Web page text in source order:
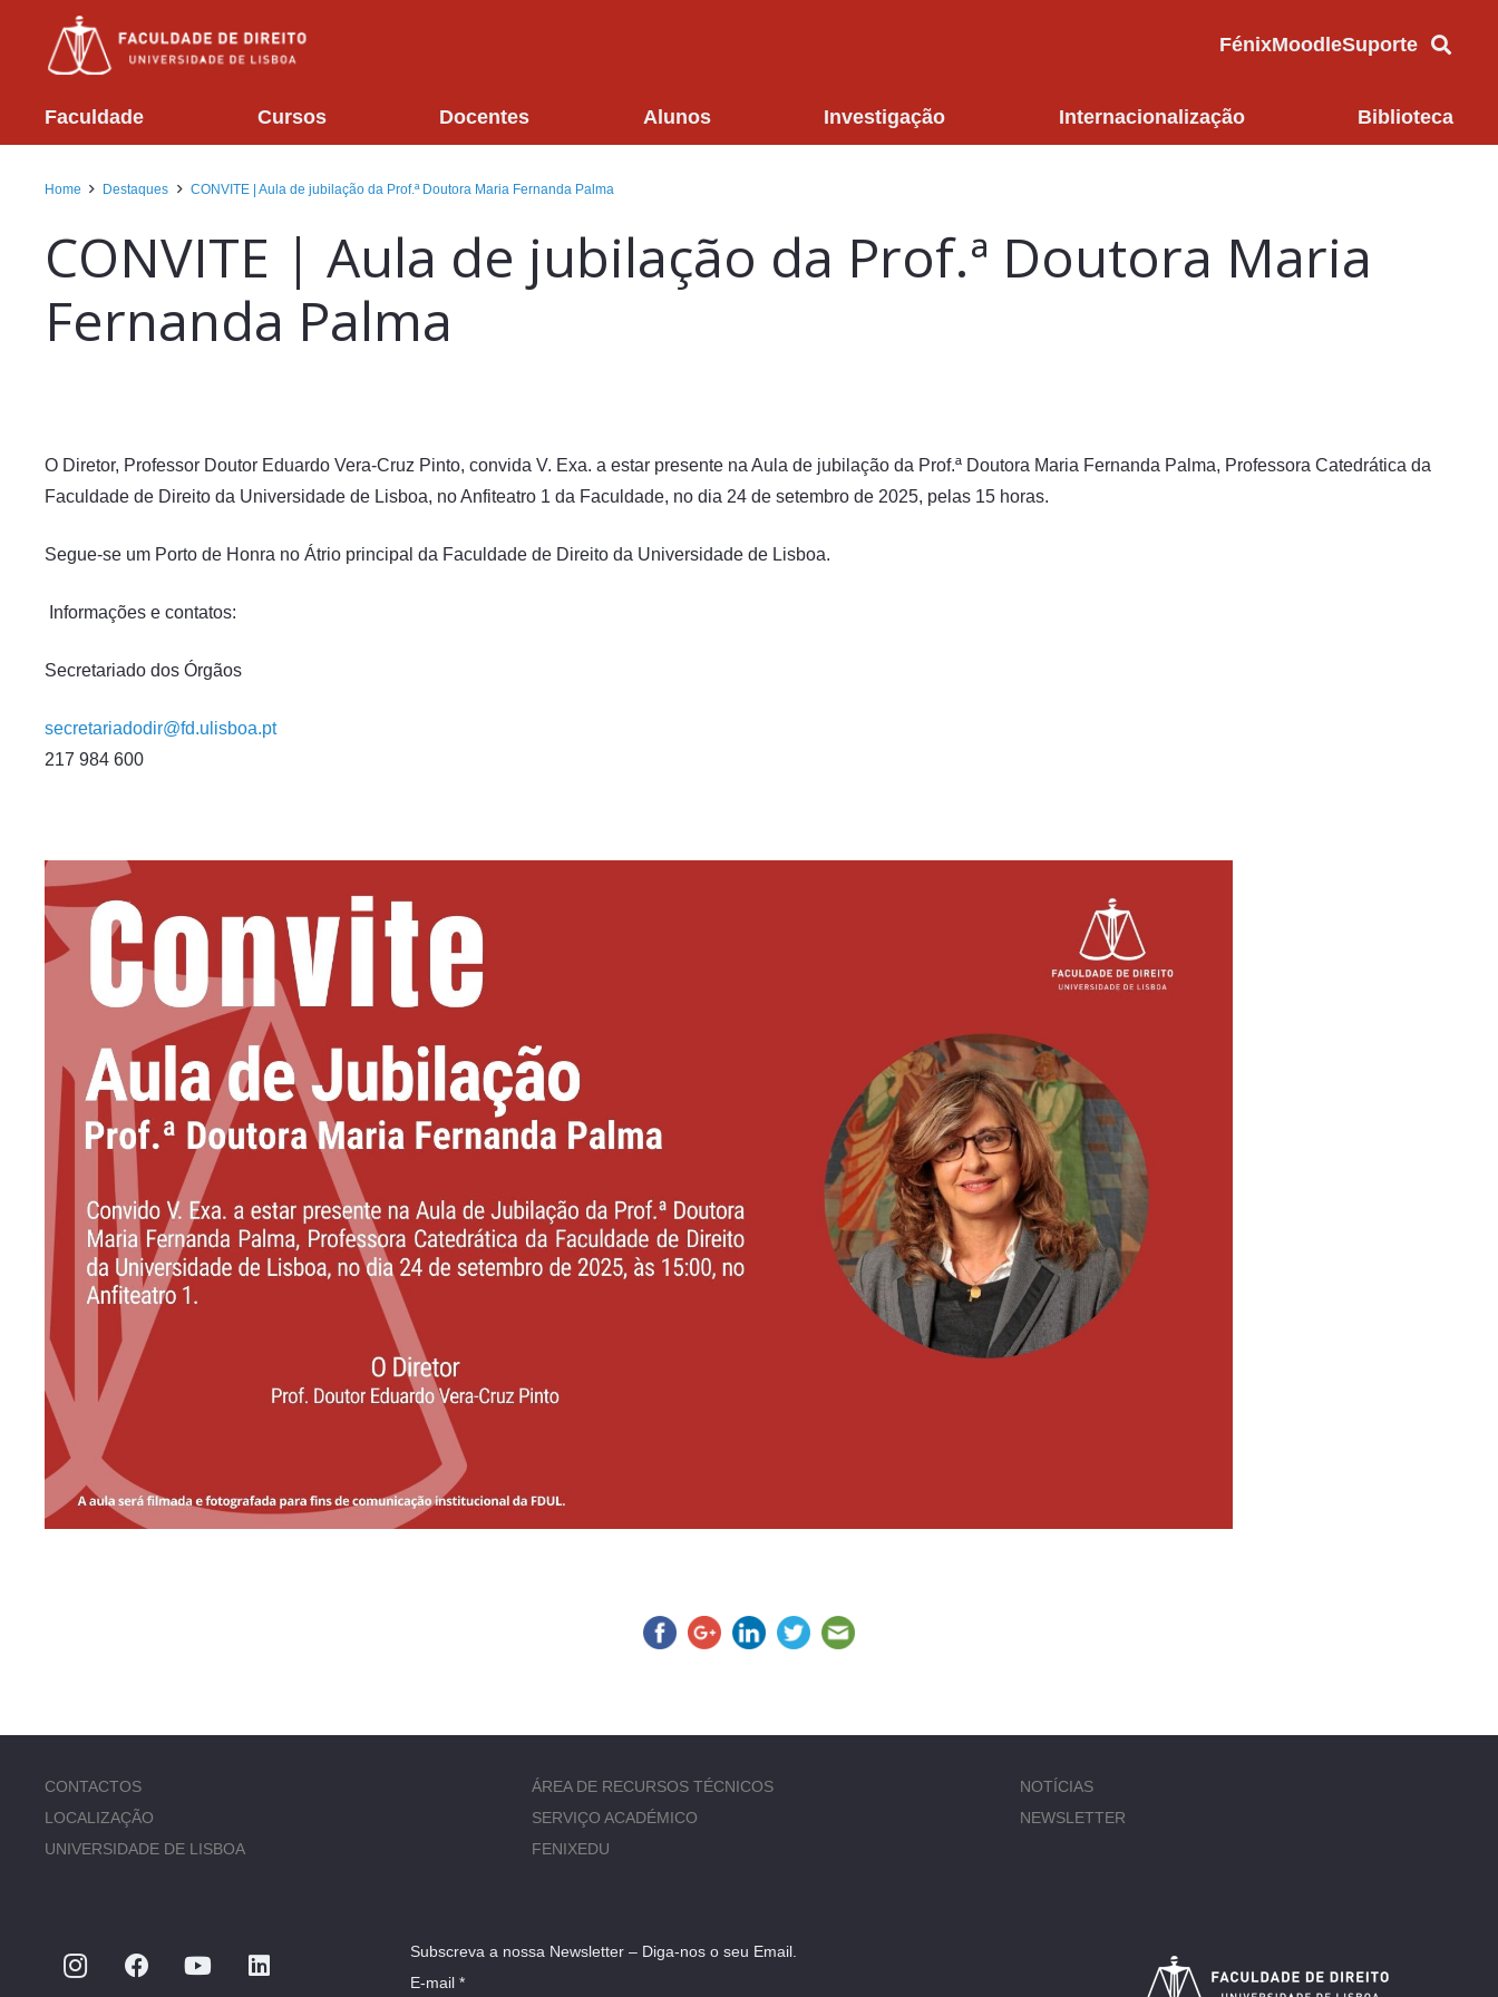
FénixMoodleSuporte
Faculdade Cursos Docentes Alunos Investigação Internacionalização Biblioteca
Home Destaques CONVITE | Aula de jubilação da Prof.ª Doutora Maria Fernanda Palma
CONVITE | Aula de jubilação da Prof.ª Doutora Maria
Fernanda Palma
O Diretor, Professor Doutor Eduardo Vera-Cruz Pinto, convida V. Exa. a estar presente na Aula de jubilação da Prof.ª Doutora Maria Fernanda Palma, Professora Catedrática da
Faculdade de Direito da Universidade de Lisboa, no Anfiteatro 1 da Faculdade, no dia 24 de setembro de 2025, pelas 15 horas.
Segue-se um Porto de Honra no Átrio principal da Faculdade de Direito da Universidade de Lisboa.
Informações e contatos:
Secretariado dos Órgãos
secretariadodir@fd.ulisboa.pt
217 984 600
CONTACTOS
LOCALIZAÇÃO
UNIVERSIDADE DE LISBOA
ÁREA DE RECURSOS TÉCNICOS
SERVIÇO ACADÉMICO
FENIXEDU
NOTÍCIAS
NEWSLETTER
Subscreva a nossa Newsletter – Diga-nos o seu Email.
E-mail *